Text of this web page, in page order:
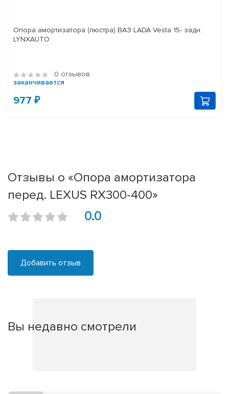
Опора амортизатора (люстра) ВАЗ LADA Vesta 15- задн.
LYNXAUTO
0 отзывов
заканчивается
977 ₽
Отзывы о «Опора амортизатора
перед. LEXUS RX300-400»
0.0
Добавить отзыв
Вы недавно смотрели